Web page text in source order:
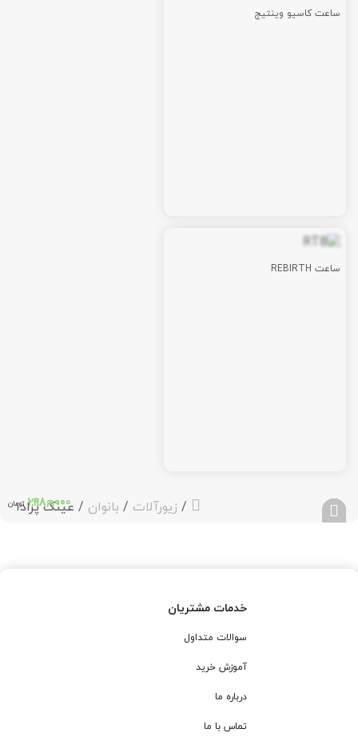
298,000 تومان
ساعت کاسیو وینتیج
1,280,000 تومان
ساعت REBIRTH
/ زیورآلات / بانوان / عینک پرادا
خدمات مشتریان
سوالات متداول
آموزش خرید
درباره ما
تماس با ما